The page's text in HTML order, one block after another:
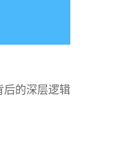
后的深层逻辑